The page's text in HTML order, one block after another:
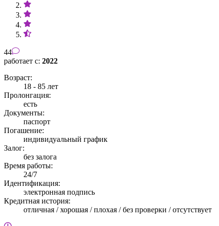
44
работает с: 2022
Возраст:
18 - 85 лет
Пролонгация:
есть
Документы:
паспорт
Погашение:
индивидуальный график
Залог:
без залога
Время работы:
24/7
Идентификация:
электронная подпись
Кредитная история:
отличная / хорошая / плохая / без проверки / отсутствует